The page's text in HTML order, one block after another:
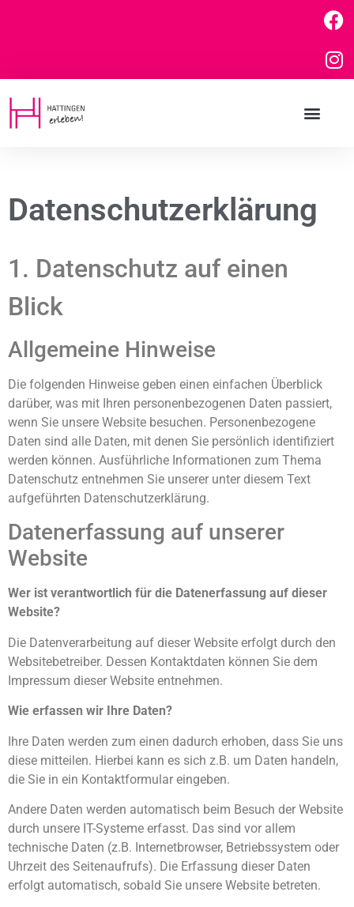
Datenschutzerklärung
1. Datenschutz auf einen
Blick
Allgemeine Hinweise
Die folgenden Hinweise geben einen einfachen Überblick
darüber, was mit Ihren personenbezogenen Daten passiert,
wenn Sie unsere Website besuchen. Personenbezogene
Daten sind alle Daten, mit denen Sie persönlich identifiziert
werden können. Ausführliche Informationen zum Thema
Datenschutz entnehmen Sie unserer unter diesem Text
aufgeführten Datenschutzerklärung.
Datenerfassung auf unserer
Website
Wer ist verantwortlich für die Datenerfassung auf dieser
Website?
Die Datenverarbeitung auf dieser Website erfolgt durch den
Websitebetreiber. Dessen Kontaktdaten können Sie dem
Impressum dieser Website entnehmen.
Wie erfassen wir Ihre Daten?
Ihre Daten werden zum einen dadurch erhoben, dass Sie uns
diese mitteilen. Hierbei kann es sich z.B. um Daten handeln,
die Sie in ein Kontaktformular eingeben.
Andere Daten werden automatisch beim Besuch der Website
durch unsere IT-Systeme erfasst. Das sind vor allem
technische Daten (z.B. Internetbrowser, Betriebssystem oder
Uhrzeit des Seitenaufrufs). Die Erfassung dieser Daten
erfolgt automatisch, sobald Sie unsere Website betreten.